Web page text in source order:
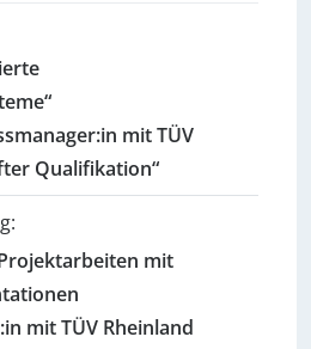
mit TÜV
Qualifikation“
mit
mit TÜV Rheinland